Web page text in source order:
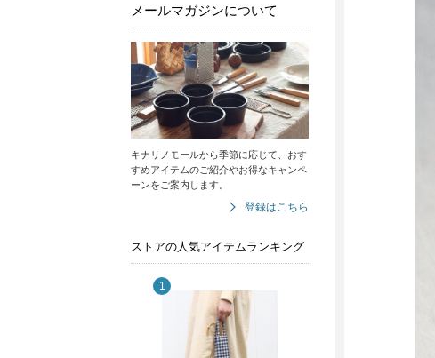
メールマガジンについて
キナリノモールから季節に応じて、おす
すめアイテムのご紹介やお得なキャンペ
ーンをご案内します。
登録はこちら
ストアの人気アイテムランキング